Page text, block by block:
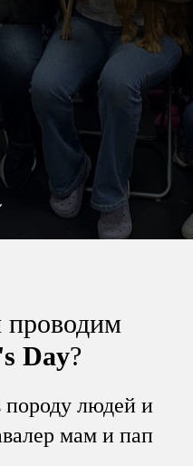
проводим
Day?
людей и
мам и пап